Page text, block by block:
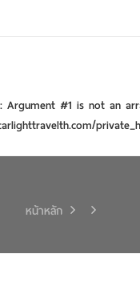
Argument #1 is not an
หน้าหลัก